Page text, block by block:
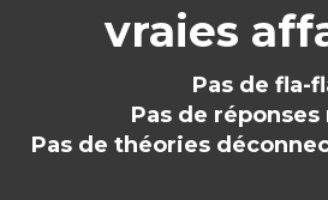
vraies
Pas de fla-
Pas de réponses
Pas de théories